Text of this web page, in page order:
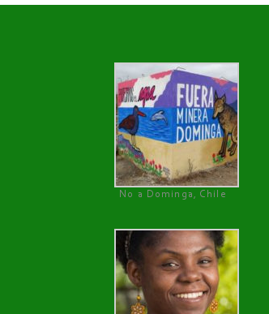
No a Dominga, Chile